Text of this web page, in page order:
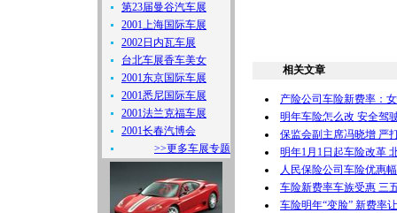
第23届曼谷汽车展
2001上海国际车展
2002日内瓦车展
台北车展香车美女
2001东京国际车展
2001悉尼国际车展
2001法兰克福车展
2001长春汽博会
>>更多车展专题
相关文章
产险公司车险新费率：
明年车险怎么改 安全驾
保监会副主席冯晓增 严
明年1月1日起车险改革
人民保险公司车险优惠
车险新费率车族受惠 三
车险明年“变脸” 新费率